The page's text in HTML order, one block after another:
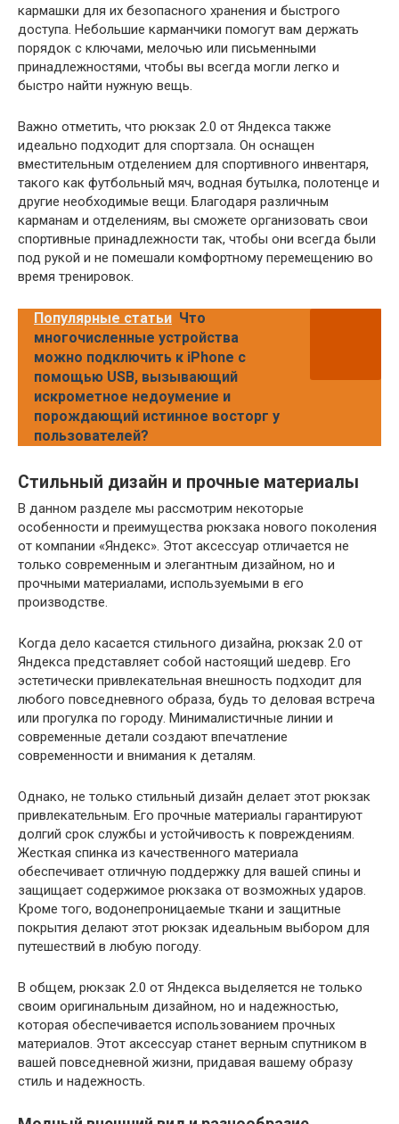
кармашки для их безопасного хранения и быстрого
доступа. Небольшие карманчики помогут вам держать
порядок с ключами, мелочью или письменными
принадлежностями, чтобы вы всегда могли легко и
быстро найти нужную вещь.
Важно отметить, что рюкзак 2.0 от Яндекса также
идеально подходит для спортзала. Он оснащен
вместительным отделением для спортивного инвентаря,
такого как футбольный мяч, водная бутылка, полотенце и
другие необходимые вещи. Благодаря различным
карманам и отделениям, вы сможете организовать свои
спортивные принадлежности так, чтобы они всегда были
под рукой и не помешали комфортному перемещению во
время тренировок.
Популярные статьи Что
многочисленные устройства
можно подключить к iPhone с
помощью USB, вызывающий
искрометное недоумение и
порождающий истинное восторг у
пользователей?
Стильный дизайн и прочные материалы
В данном разделе мы рассмотрим некоторые
особенности и преимущества рюкзака нового поколения
от компании «Яндекс». Этот аксессуар отличается не
только современным и элегантным дизайном, но и
прочными материалами, используемыми в его
производстве.
Когда дело касается стильного дизайна, рюкзак 2.0 от
Яндекса представляет собой настоящий шедевр. Его
эстетически привлекательная внешность подходит для
любого повседневного образа, будь то деловая встреча
или прогулка по городу. Минималистичные линии и
современные детали создают впечатление
современности и внимания к деталям.
Однако, не только стильный дизайн делает этот рюкзак
привлекательным. Его прочные материалы гарантируют
долгий срок службы и устойчивость к повреждениям.
Жесткая спинка из качественного материала
обеспечивает отличную поддержку для вашей спины и
защищает содержимое рюкзака от возможных ударов.
Кроме того, водонепроницаемые ткани и защитные
покрытия делают этот рюкзак идеальным выбором для
путешествий в любую погоду.
В общем, рюкзак 2.0 от Яндекса выделяется не только
своим оригинальным дизайном, но и надежностью,
которая обеспечивается использованием прочных
материалов. Этот аксессуар станет верным спутником в
вашей повседневной жизни, придавая вашему образу
стиль и надежность.